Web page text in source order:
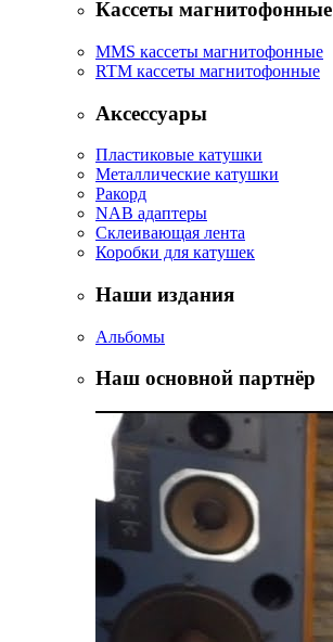
Кассеты магнитофонные
MMS кассеты магнитофонные
RTM кассеты магнитофонные
Аксессуары
Пластиковые катушки
Металлические катушки
Ракорд
NAB адаптеры
Склеивающая лента
Коробки для катушек
Наши издания
Альбомы
Наш основной партнёр